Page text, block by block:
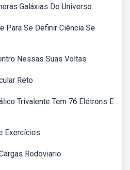
Galáxias Do Universo
Para Se Definir Ciência Se
Nessas Suas Voltas
Reto
Trivalente Tem 76 Elétrons E
Exercícios
Rodoviario